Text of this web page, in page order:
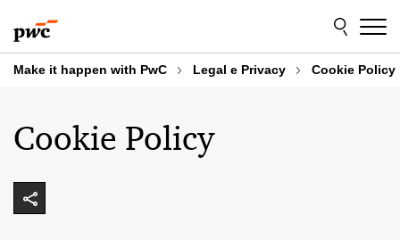
to
content
to
footer
Make it happen with PwC Legal e Privacy Cookie Policy
Cookie Policy